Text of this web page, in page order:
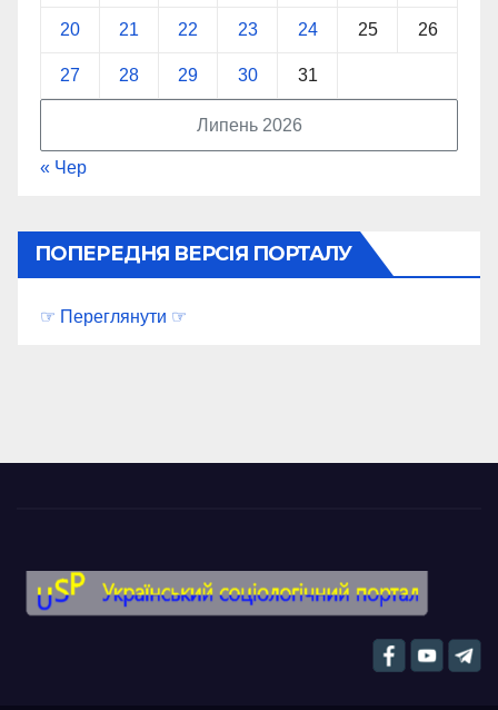
Липень 2026
20 21 22 23 24 25 26
27 28 29 30 31
« Чер
ПОПЕРЕДНЯ ВЕРСІЯ ПОРТАЛУ
☞ Переглянути ☞